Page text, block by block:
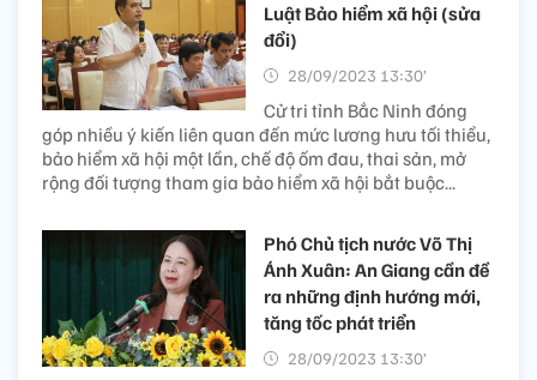
Luật Bảo hiểm xã hội (sửa
đổi)
28/09/2023 13:30’
Cử tri tỉnh Bắc Ninh đóng
góp nhiều ý kiến liên quan đến mức lương hưu tối thiểu,
bảo hiểm xã hội một lần, chế độ ốm đau, thai sản, mở
rộng đối tượng tham gia bảo hiểm xã hội bắt buộc...
Phó Chủ tịch nước Võ Thị
Ánh Xuân: An Giang cần đề
ra những định hướng mới,
tăng tốc phát triển
28/09/2023 13:30’